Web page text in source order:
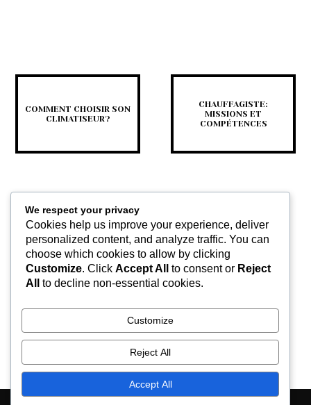
COMMENT CHOISIR SON
CLIMATISEUR?
CHAUFFAGISTE:
MISSIONS ET
COMPÉTENCES
LES ÉLÉMENTS À TENIR
COMPTE POUR UNE
We respect your privacy
Cookies help us improve your experience, deliver
personalized content, and analyze traffic. You can
choose which cookies to allow by clicking
Customize. Click Accept All to consent or Reject
All
to decline non-essential cookies.
Customize
Reject All
Accept All